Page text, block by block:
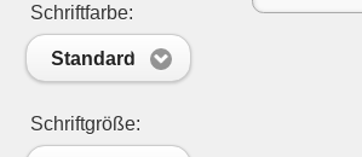
Schriftfarbe:
Standard
Schriftgröße: